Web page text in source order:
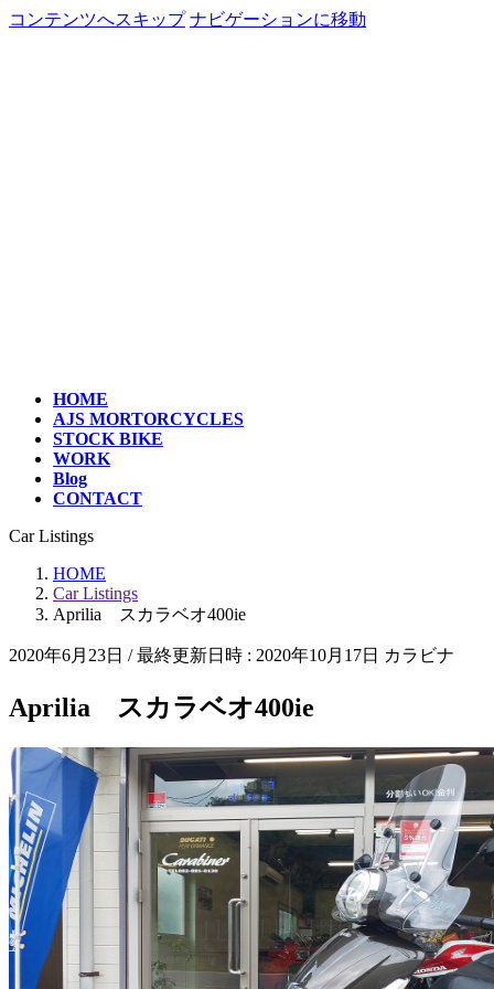
コンテンツへスキップ ナビゲーションに移動
HOME
AJS MORTORCYCLES
STOCK BIKE
WORK
Blog
CONTACT
Car Listings
HOME
Car Listings
Aprilia スカラベオ400ie
2020年6月23日 / 最終更新日時 : 2020年10月17日 カラビナ
Aprilia スカラベオ400ie